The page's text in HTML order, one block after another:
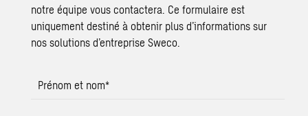
notre équipe vous contactera. Ce formulaire est
uniquement destiné à obtenir plus d’informations sur
nos solutions d’entreprise Sweco.
Prénom et nom*